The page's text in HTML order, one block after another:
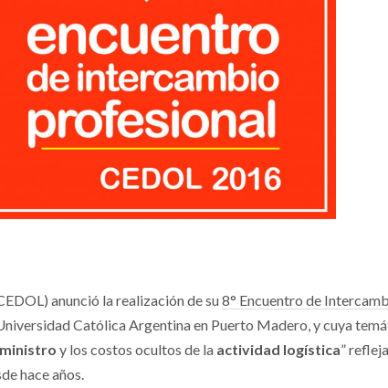
anunció la realización de su8° Encuentro de
Católica Argentina en Puerto Madero, y cuya
y los costos ocultos de la actividad logística”
hace años.